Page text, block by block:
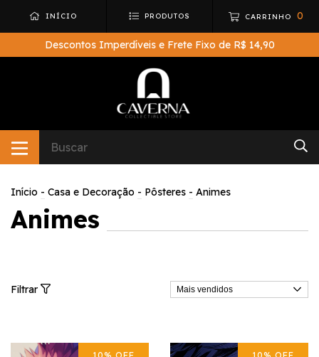
INÍCIO PRODUTOS CARRINHO 0
Descontos Imperdíveis e Frete Fixo de R$ 14,90
Início - Casa e Decoração - Pôsteres - Animes
Animes
Filtrar